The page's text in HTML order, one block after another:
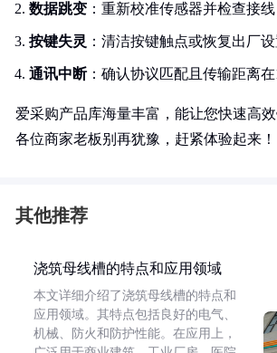
数据跳变 ：重新校准传感器并检查接线
按键失灵 ：清洁按键触点或恢复出厂
通讯中断：确认协议匹配且传输距离在
爱采购产品库海量丰富，能让您快速高效
各位商家老板别再犹豫，赶紧体验起来！
其他推荐
浇筑母线槽的特点和应用领域
本文详细介绍了浇筑母线槽的特点和
应用领域。其特点包括良好的电气、
机械、防火和防护性能。在应用上，